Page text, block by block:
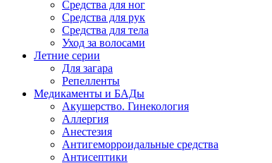
Средства для ног
Средства для рук
Средства для тела
Уход за волосами
Летние серии
Для загара
Репелленты
Медикаменты и БАДы
Акушерство. Гинекология
Аллергия
Анестезия
Антигеморроидальные средства
Антисептики